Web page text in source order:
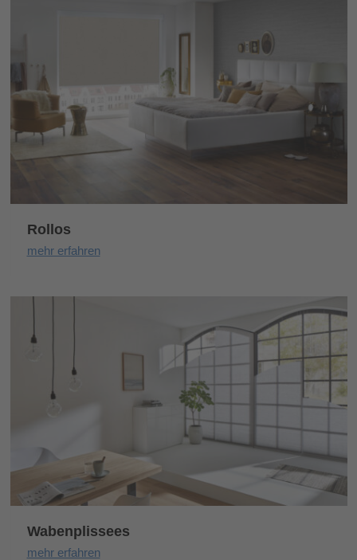
Rollos
mehr erfahren
Wabenplissees
mehr erfahren